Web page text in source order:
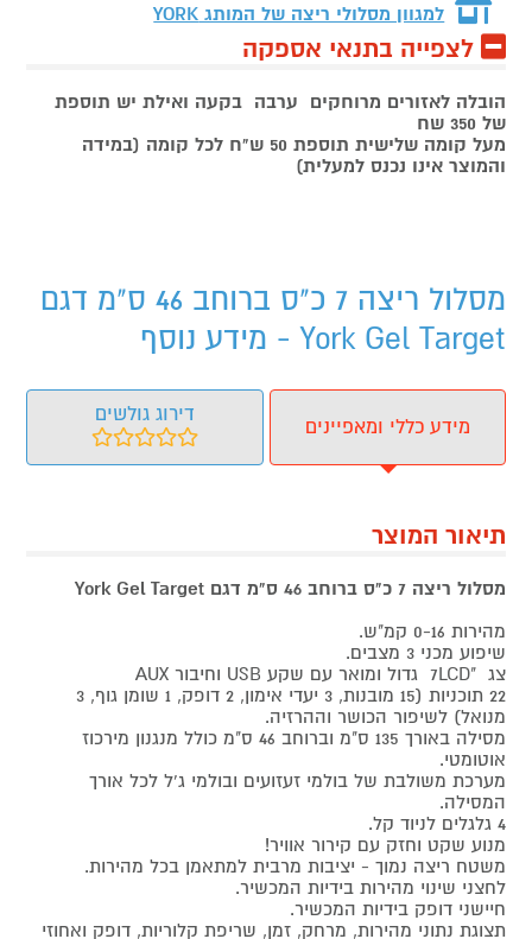
למגוון מסלולי ריצה של המותג YORK
לצפייה בתנאי אספקה
הובלה לאזורים מרוחקים ערבה בקעה ואילת יש תוספת
של 350 שח
מעל קומה שלישית תוספת 50 ש"ח לכל קומה (במידה
והמוצר אינו נכנס למעלית)
מסלול ריצה 7 כ"ס ברוחב 46 ס"מ דגם
York Gel Target - מידע נוסף
מידע כללי ומאפיינים
דירוג גולשים
תיאור המוצר
מסלול ריצה 7 כ"ס ברוחב 46 ס"מ דגם York Gel Target
מהירות 0-16 קמ"ש.
שיפוע מכני 3 מצבים.
צג "7LCD גדול ומואר עם שקע USB וחיבור AUX
22 תוכניות (15 מובנות, 3 יעדי אימון, 2 דופק, 1 שומן גוף, 3
מנואל) לשיפור הכושר וההרזיה.
מסילה באורך 135 ס"מ וברוחב 46 ס"מ כולל מנגנון מירכוז
אוטומטי.
מערכת משולבת של בולמי זעזועים ובולמי ג'ל לכל אורך
המסילה.
4 גלגלים לניוד קל.
מנוע שקט וחזק עם קירור אוויר!
משטח ריצה נמוך - יציבות מרבית למתאמן בכל מהירות.
לחצני שינוי מהירות בידיות המכשיר.
חיישני דופק בידיות המכשיר.
תצוגת נתוני מהירות, מרחק, זמן, שריפת קלוריות, דופק ואחוזי